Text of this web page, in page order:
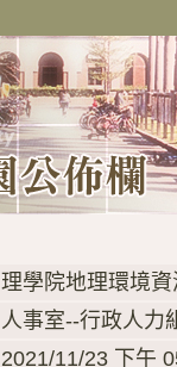
理學院地理環境
人事室--行政人力
2021/11/23 下午